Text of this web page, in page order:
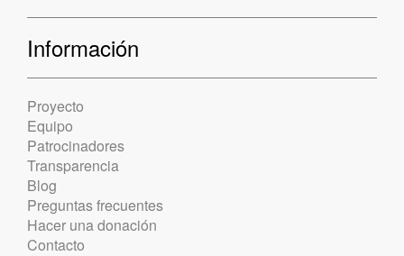
Información
Proyecto
Equipo
Patrocinadores
Transparencia
Blog
Preguntas frecuentes
Hacer una donación
Contacto